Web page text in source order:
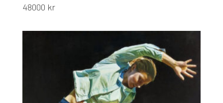
48000 kr